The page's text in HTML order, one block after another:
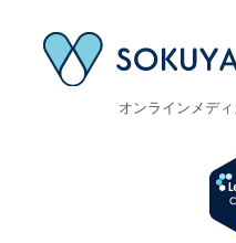
オンラインメデ